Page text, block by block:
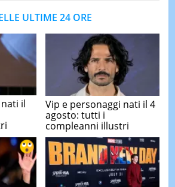
ULTIME 24 ORE
il
Vip e personaggi nati il 4
agosto: tutti i
compleanni illustri